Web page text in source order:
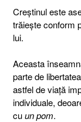
Creștinul este
trăiește conform
lui.
Aceasta
parte de
astfel de viață
individuale,
cuun pom.